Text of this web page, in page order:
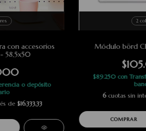
con accesorios
58,5x50
o depósito
de $16.333,33
2
Módulo börd
$89.250 con
6 cuotas sin
COMPRAR